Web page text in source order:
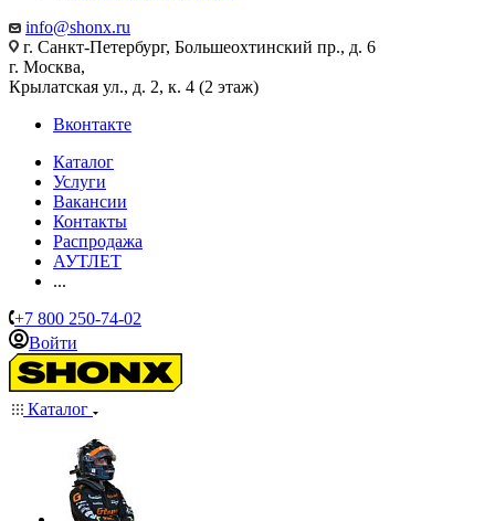
info@shonx.ru
г. Санкт-Петербург, Большеохтинский пр., д. 6
г. Москва,
Крылатская ул., д. 2, к. 4 (2 этаж)
Вконтакте
Каталог
Услуги
Вакансии
Контакты
Распродажа
АУТЛЕТ
...
+7 800 250-74-02
Войти
Каталог